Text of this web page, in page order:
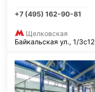
+7 (495) 162-90-81
Щелковская
Байкальская ул., 1/3с12